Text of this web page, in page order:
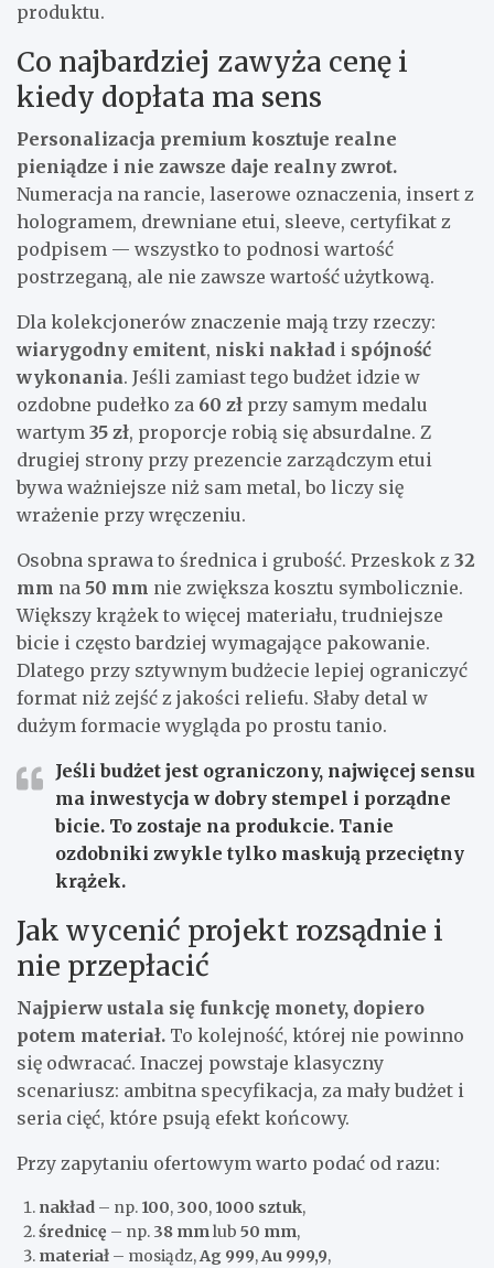
produktu.
Co najbardziej zawyża cenę i
kiedy dopłata ma sens
Personalizacja premium kosztuje realne
pieniądze i nie zawsze daje realny zwrot.
Numeracja na rancie, laserowe oznaczenia, insert z
hologramem, drewniane etui, sleeve, certyfikat z
podpisem — wszystko to podnosi wartość
postrzeganą, ale nie zawsze wartość użytkową.
Dla kolekcjonerów znaczenie mają trzy rzeczy:
wiarygodny emitent, niski nakład i spójność
wykonania. Jeśli zamiast tego budżet idzie w
ozdobne pudełko za 60 zł przy samym medalu
wartym 35 zł, proporcje robią się absurdalne. Z
drugiej strony przy prezencie zarządczym etui
bywa ważniejsze niż sam metal, bo liczy się
wrażenie przy wręczeniu.
Osobna sprawa to średnica i grubość. Przeskok z 32
mm na 50 mm nie zwiększa kosztu symbolicznie.
Większy krążek to więcej materiału, trudniejsze
bicie i często bardziej wymagające pakowanie.
Dlatego przy sztywnym budżecie lepiej ograniczyć
format niż zejść z jakości reliefu. Słaby detal w
dużym formacie wygląda po prostu tanio.
Jeśli budżet jest ograniczony, najwięcej sensu
ma inwestycja w dobry stempel i porządne
bicie. To zostaje na produkcie. Tanie
ozdobniki zwykle tylko maskują przeciętny
krążek.
Jak wycenić projekt rozsądnie i
nie przepłacić
Najpierw ustala się funkcję monety, dopiero
potem materiał. To kolejność, której nie powinno
się odwracać. Inaczej powstaje klasyczny
scenariusz: ambitna specyfikacja, za mały budżet i
seria cięć, które psują efekt końcowy.
Przy zapytaniu ofertowym warto podać od razu:
nakład – np. 100, 300, 1000 sztuk,
średnicę – np. 38 mmlub 50 mm,
materiał – mosiądz,Ag 999,Au 999,9,